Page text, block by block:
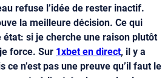
refuse l’idée de rester inactif.
la meilleure décision. Ce qui
état: si je cherche une raison plutôt
force. Sur 1xbet en direct, il y a
n’est pas une preuve qu’il faut le